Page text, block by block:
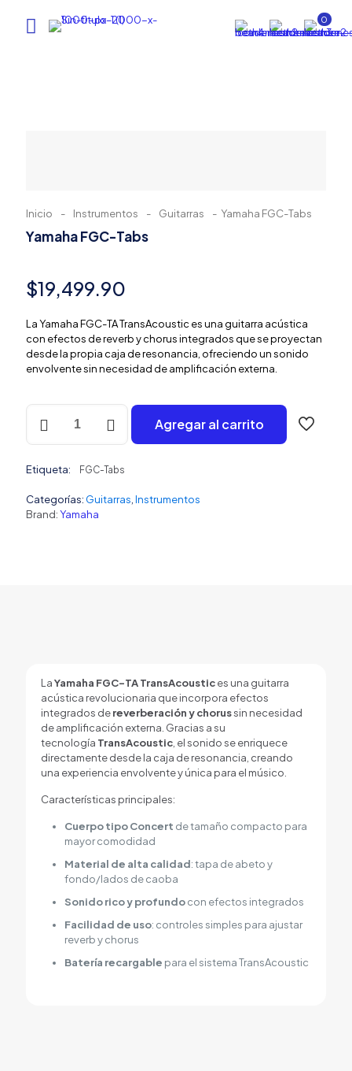
0
Inicio - Instrumentos - Guitarras - Yamaha FGC-Tabs
Yamaha FGC-Tabs
$19,499.90
La Yamaha FGC-TA TransAcoustic es una guitarra acústica
con efectos de reverb y chorus integrados que se proyectan
desde la propia caja de resonancia, ofreciendo un sonido
envolvente sin necesidad de amplificación externa.
Yamaha
Tabs
Agregar al carrito
Etiqueta: FGC-Tabs
Categorías: Guitarras Instrumentos
Brand:Yamaha
LaYamaha FGC-TA TransAcoustices una guitarra
acústica revolucionaria que incorpora efectos
integrados dereverberación y chorussin necesidad
de amplificación externa. Gracias a su
tecnología TransAcoustic, el sonido se enriquece
directamente desde la caja de resonancia, creando
una experiencia envolvente y única para el músico.
Características principales:
Cuerpo tipo Concert de tamaño compacto para
mayor comodidad
Material de alta calidad: tapa de abeto y
fondo/lados de caoba
Sonido rico y profundocon efectos integrados
Facilidad de uso: controles simples para ajustar
reverb y chorus
Batería recargable para el sistema TransAcoustic